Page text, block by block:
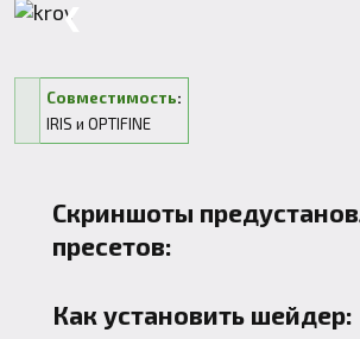
Совместимость:
IRIS и OPTIFINE
Скриншоты
пресетов:
Как установить шейдер:
❮